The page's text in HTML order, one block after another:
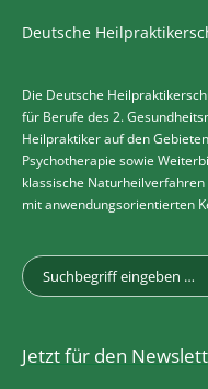
Deutsche
Die Deutsche
für Berufe des 2.
Heilpraktiker auf den
Psychotherapie sowie
klassische
mit anwendungsorientierten
Jetzt für den